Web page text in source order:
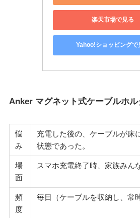
楽天市場で見る
Yahoo!ショッピングで
Anker マグネット式ケーブルホル
悩
み
充電した後の、ケーブルが床
状態であった。
場
面
スマホ充電終了時、家族みん
頻
度
毎日（ケーブルを収納し、常